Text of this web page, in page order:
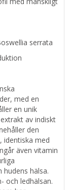
serrata
med en
en unik
av indiskt
den
identiska med
även vitamin
hälsa.
och ledhälsan.